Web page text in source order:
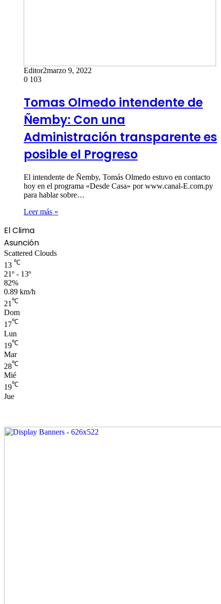
Editor2marzo 9, 2022
0 103
Tomas Olmedo intendente de
Ñemby: Con una
Administración transparente es
posible el Progreso
El intendente de Ñemby, Tomás Olmedo estuvo en contacto
hoy en el programa «Desde Casa» por www.canal-E.com.py
para hablar sobre…
Leer más »
El Clima
Asunción
Scattered Clouds
13 ℃
21º - 13º
82%
0.89 km/h
21℃
Dom
17℃
Lun
19℃
Mar
28℃
Mié
19℃
Jue